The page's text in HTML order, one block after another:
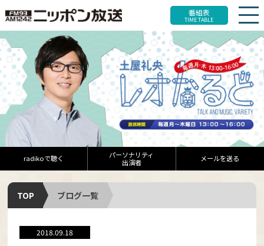
番組表
TIME TABLE
radikoで聴く
パーソナリティ
出演者
メールを送る
TOP ブログ一覧
2018.09.18